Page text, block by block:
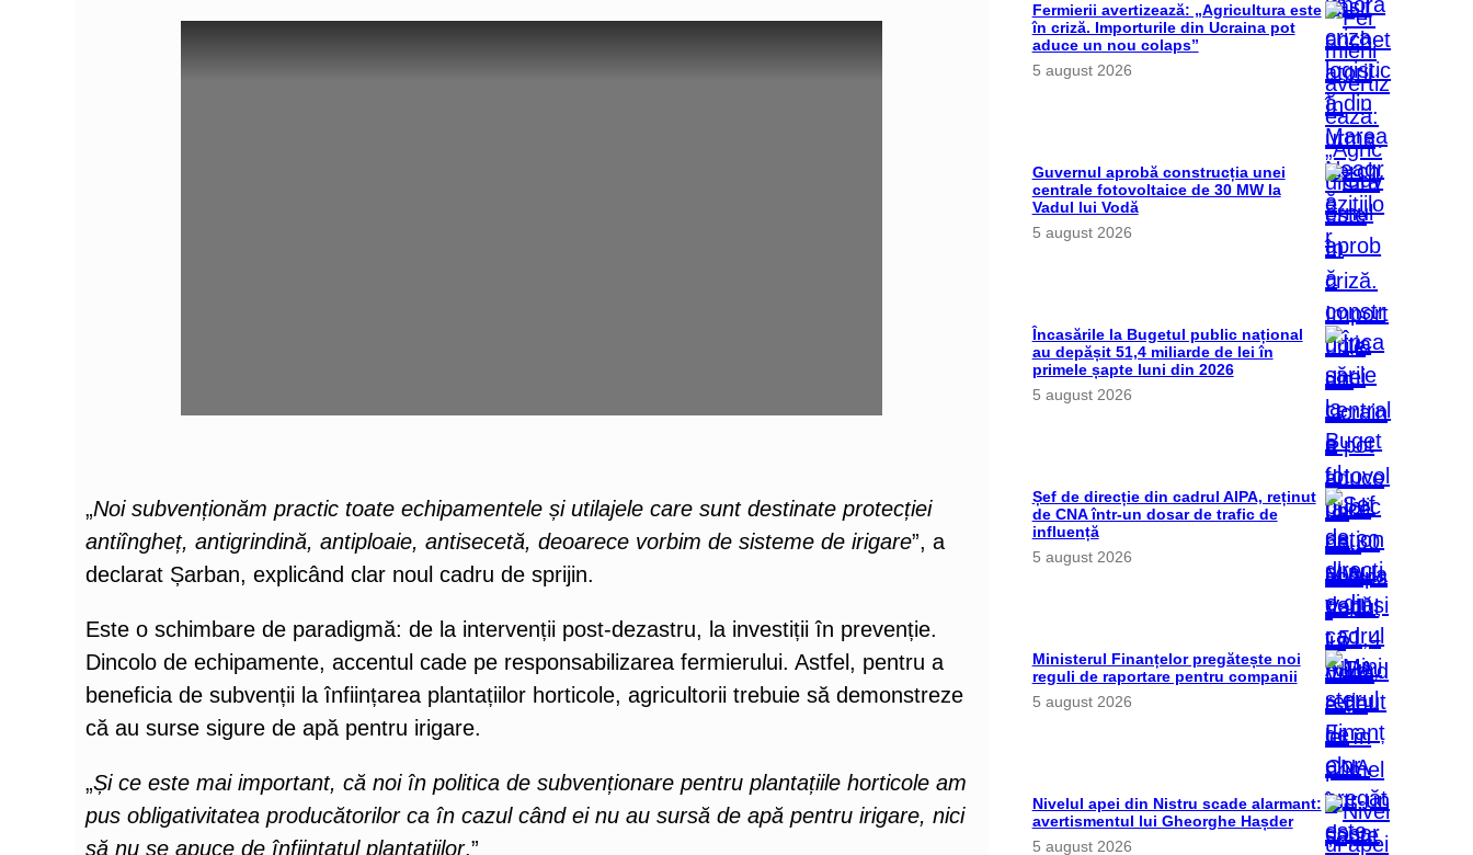
„Noi subvenționăm practic toate echipamentele și utilajele care sunt destinate protecției
antiîngheț, antigrindină, antiploaie, antisecetă, deoarece vorbim de sisteme de irigare”, a
declarat Șarban, explicând clar noul cadru de sprijin.
Este o schimbare de paradigmă: de la intervenții post-dezastru, la investiții în prevenție.
Dincolo de echipamente, accentul cade pe responsabilizarea fermierului. Astfel, pentru a
beneficia de subvenții la înființarea plantațiilor horticole, agricultorii trebuie să demonstreze
că au surse sigure de apă pentru irigare.
„Și ce este mai important, că noi în politica de subvenționare pentru plantațiile horticole am
pus obligativitatea producătorilor ca în cazul când ei nu au sursă de apă pentru irigare, nici
să nu se apuce de înființatul plantațiilor.”
Fermierii avertizează: „Agricultura este
în criză. Importurile din Ucraina pot
aduce un nou colaps”
5 august 2026
Guvernul aprobă construcția unei
centrale fotovoltaice de 30 MW la
Vadul lui Vodă
5 august 2026
Încasările la Bugetul public național
au depășit 51,4 miliarde de lei în
primele șapte luni din 2026
5 august 2026
Șef de direcție din cadrul AIPA, reținut
de CNA într-un dosar de trafic de
influență
5 august 2026
Ministerul Finanțelor pregătește noi
reguli de raportare pentru companii
5 august 2026
Nivelul apei din Nistru scade alarmant:
avertismentul lui Gheorghe Hașder
5 august 2026